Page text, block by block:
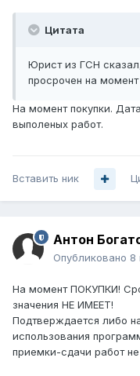
Цитата
Юрист из ГСН
просрочен на
На момент покупки.
выполеных работ.
Вставить ник
Антон
Опубликовано 8
На момент ПОКУПКИ!
значения НЕ ИМЕЕТ!
Подтверждается либо
использования
приемки-сдачи работ